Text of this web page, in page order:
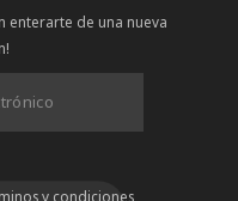
enterarte de una nueva
y condiciones